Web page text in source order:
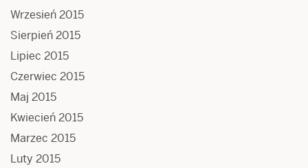
Wrzesień 2015
Sierpień 2015
Lipiec 2015
Czerwiec 2015
Maj 2015
Kwiecień 2015
Marzec 2015
Luty 2015